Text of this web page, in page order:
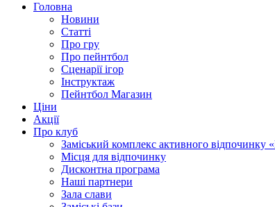
Головна
Новини
Статті
Про гру
Про пейнтбол
Сценарії ігор
Інструктаж
Пейнтбол Магазин
Ціни
Акції
Про клуб
Заміський комплекс активного відпочинку
Місця для відпочинку
Дисконтна програма
Наші партнери
Зала слави